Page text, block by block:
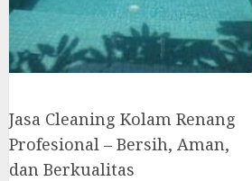
Jasa Cleaning Kolam Renang
Profesional – Bersih, Aman,
dan Berkualitas